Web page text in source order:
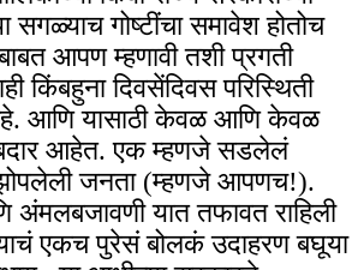
सगळ्याच गोष्टींचा समावेश होतोच
आपण म्हणावी तशी प्रगती
किंबहुना दिवसेंदिवस परिस्थिती
आणि यासाठी केवळ आणि केवळ
आहेत. एक म्हणजे सडलेलं
जनता (म्हणजे आपणच!).
अंमलबजावणी यात तफावत राहिली
एकच पुरेसं बोलकं उदाहरण बघूया